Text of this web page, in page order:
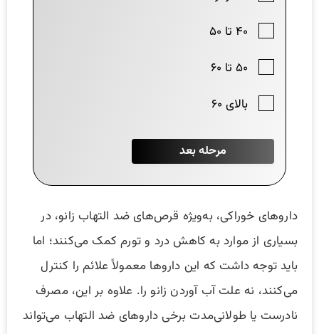
داروهای خوراکی، به‌ویژه قرص‌های ضد التهاب زانو، در
بسیاری از موارد به کاهش درد و تورم کمک می‌کنند؛ اما
باید توجه داشت که این داروها معمولاً علائم را کنترل
می‌کنند، نه علت آب آوردن زانو را. علاوه بر این، مصرف
نادرست یا طولانی‌مدت برخی داروهای ضد التهاب می‌تواند